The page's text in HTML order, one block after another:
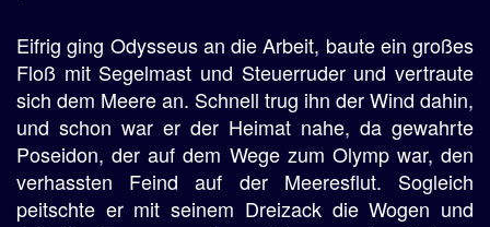
Eifrig ging Odysseus an die Arbeit, baute ein großes
Floß mit Segelmast und Steuerruder und vertraute
sich dem Meere an. Schnell trug ihn der Wind dahin,
und schon war er der Heimat nahe, da gewahrte
Poseidon, der auf dem Wege zum Olymp war, den
verhassten Feind auf der Meeresflut. Sogleich
peitschte er mit seinem Dreizack die Wogen und